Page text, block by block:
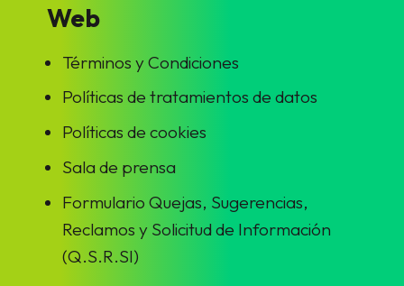
Web
Términos y Condiciones
Políticas de tratamientos de datos
Políticas de cookies
Sala de prensa
Formulario Quejas, Sugerencias,
Reclamos y Solicitud de Información
(Q.S.R.SI)